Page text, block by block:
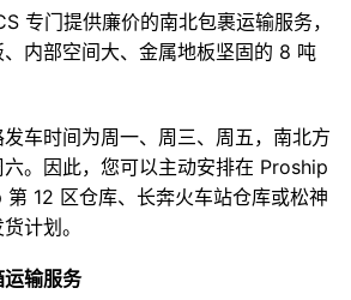
专门提供廉价的南北包裹运输服务，
内部空间大、金属地板坚固的 8 吨
车时间为周一、周三、周五，南北方
。因此，您可以主动安排在 Proship
12 区仓库、长奔火车站仓库或松神
计划。
输服务